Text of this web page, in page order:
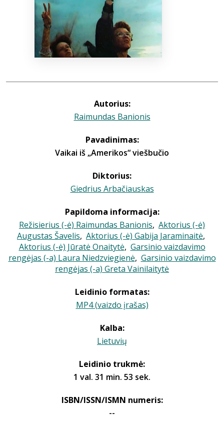
Autorius:
Raimundas Banionis
Pavadinimas:
Vaikai iš „Amerikos“ viešbučio
Diktorius:
Giedrius Arbačiauskas
Papildoma informacija:
Režisierius (-ė) Raimundas Banionis, Aktorius (-ė)
Augustas Šavelis, Aktorius (-ė) Gabija Jaraminaitė,
Aktorius (-ė) Jūratė Onaitytė, Garsinio vaizdavimo
rengėjas (-a) Laura Niedzviegienė, Garsinio vaizdavimo
rengėjas (-a) Greta Vainilaitytė
Leidinio formatas:
MP4 (vaizdo įrašas)
Kalba:
Lietuvių
Leidinio trukmė:
1 val. 31 min. 53 sek.
ISBN/ISSN/ISMN numeris:
--